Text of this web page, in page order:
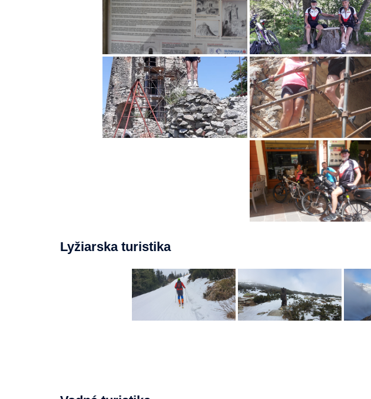
Lyžiarska turistika